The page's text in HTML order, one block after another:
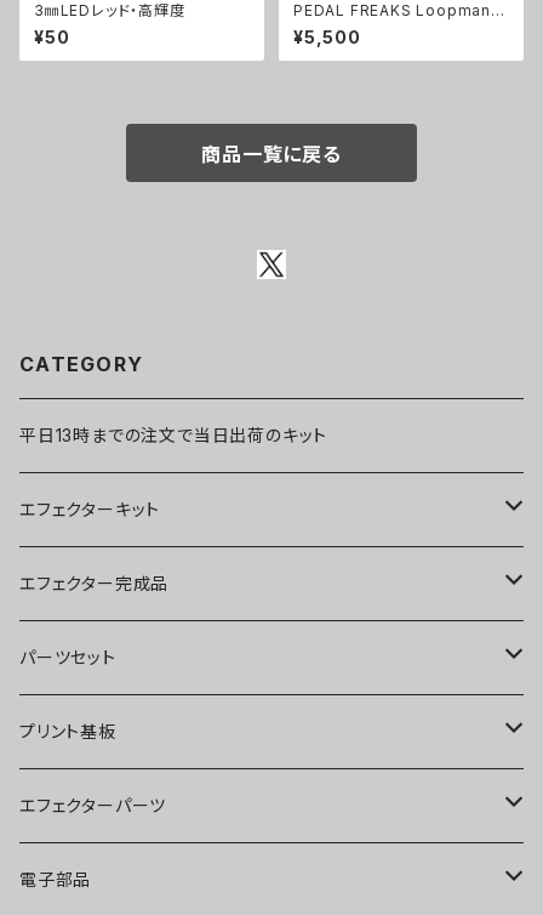
3㎜LEDレッド・高輝度
¥50
PEDAL FREAKS Loopman 2
Loopキット
¥5,500
商品一覧に戻る
CATEGORY
平日13時までの注文で当日出荷のキット
エフェクターキット
ブースター
オーバードライブ
ディストーション
ファズ
プリアンプ
エフェクター完成品
ブースター
オーバードライブ
ディストーション
ファズ
パーツセット
ブースター
オーバードライブ
ディストーション
プリント基板
オーバードライブ
ディストーション
エフェクターパーツ
スイッチ
電子部品